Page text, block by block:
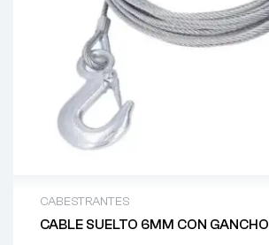
CABESTRANTES
CABLE SUELTO 6MM CON GANCHO